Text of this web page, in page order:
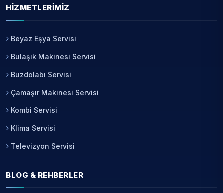
HIZMETLERIMIZ
Beyaz Eşya Servisi
Bulaşık Makinesi Servisi
Buzdolabı Servisi
Çamaşır Makinesi Servisi
Kombi Servisi
Klima Servisi
Televizyon Servisi
BLOG & REHBERLER